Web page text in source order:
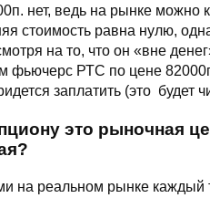
нет, ведь на рынке
стоимость равна нулю,
на то, что он «вне
фьючерс РТС по цене
заплатить (это будет
это рыночная
на реальном рынке каждый